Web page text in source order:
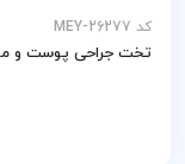
کد MEY-26277
تخت جراحی پوست و مو